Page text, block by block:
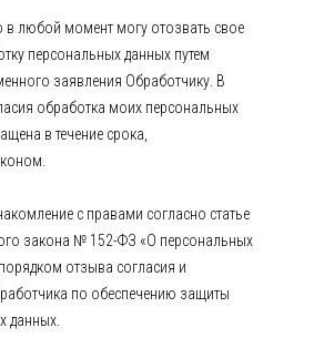
в любой момент могу отозвать свое
персональных данных путем
заявления Обработчику. В
обработка моих персональных
в течение срока,
с правами согласно статье
закона № 152-ФЗ «О персональных
отзыва согласия и
по обеспечению защиты
данных.